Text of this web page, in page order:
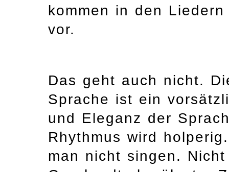
kommen in den
vor.
Das geht auch nicht.
Sprache ist ein
und Eleganz der
Rhythmus wird
man nicht singen.